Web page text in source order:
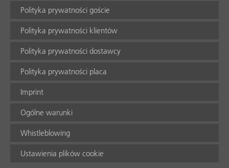
Polityka prywatności goście
Polityka prywatności klientów
Polityka prywatności dostawcy
Polityka prywatności placa
Imprint
Ogólne warunki
Whistleblowing
Ustawienia plików cookie